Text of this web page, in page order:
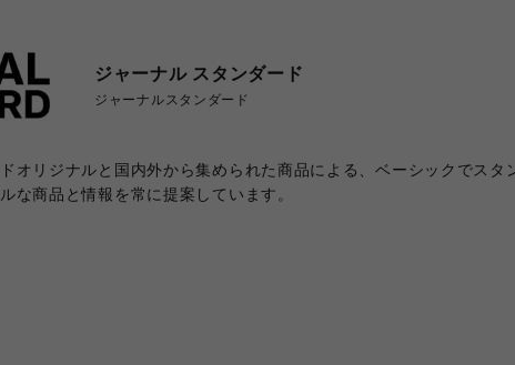
ジャーナル スタンダード
ジャーナルスタンダード
オリジナルと国内外から集められた商品による、ベーシックでス
な商品と情報を常に提案しています。